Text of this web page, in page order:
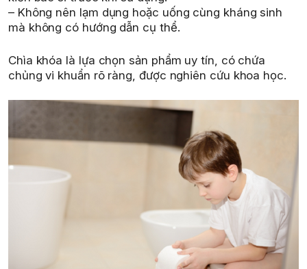
– Không nên lạm dụng hoặc uống cùng kháng sinh
mà không có hướng dẫn cụ thể.
Chìa khóa là lựa chọn sản phẩm uy tín, có chứa
chủng vi khuẩn rõ ràng, được nghiên cứu khoa học.